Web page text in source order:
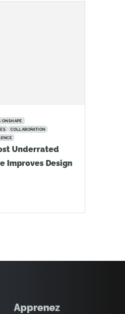
ONSHAPE
COLLABORATION
Underrated
Improves Design
Apprenez